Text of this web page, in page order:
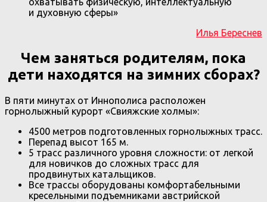
и духовную сферы»
Илья Береснев
Чем заняться родителям, пока
дети находятся на зимних сборах?
В пяти минутах от Иннополиса расположен
горнолыжный курорт «Свияжские холмы»:
4500 метров подготовленных горнолыжных трасс.
Перепад высот 165 м.
5 трасс различного уровня сложности: от легкой
для новичков до сложных трасс для
продвинутых катальщиков.
Все трассы оборудованы комфортабельными
кресельными подъемниками австрийской